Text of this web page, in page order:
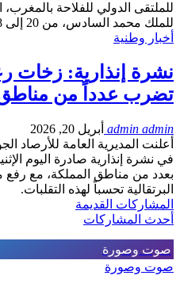
للملتقى الدولي للفلاحة
للملك محمد السادس، من 20 إلى 28 أبريل الجاري، تحت شعار…
أخبار وطنية
نشرة إنذارية: زخات
تضرب عدداً من
admin admin أبريل 20, 2026
أعلنت المديرية العامة للأرصاد
في نشرة إنذارية صادرة اليوم
بعدد من مناطق المملكة، مع رفع
البرتقالية تحسباً لهذه التقلبات.
المشاركات القديمة
أحدث المشاركات
صوت وصورة
صوت وصورة